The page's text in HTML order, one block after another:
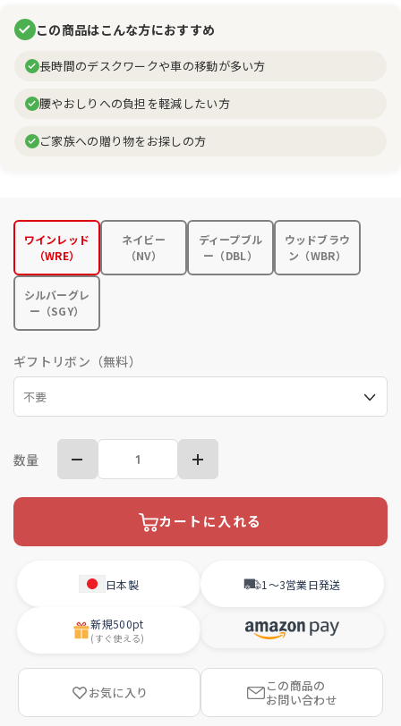
この商品はこんな方におすすめ
長時間のデスクワークや車の移動が多い方
腰やおしりへの負担を軽減したい方
ご家族への贈り物をお探しの方
ワインレッド
（WRE）
ネイビー
（NV）
ディープブル
ー（DBL）
ウッドブラウ
ン（WBR）
シルバーグレ
ー（SGY）
ギフトリボン（無料）
数量
カートに入れる
日本製 1〜3営業日発送
新規500pt
(すぐ使える)
お気に入り
この商品の
お問い合わせ